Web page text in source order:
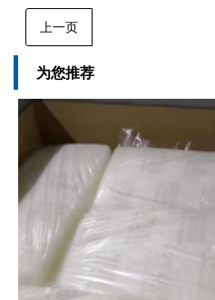
上一页
为您推荐